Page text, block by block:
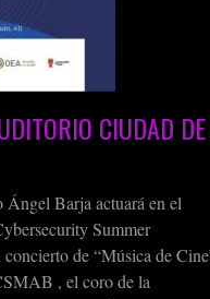
CIUDAD DE
Barja actuará en el
Summer
de “Música de
, el coro de la